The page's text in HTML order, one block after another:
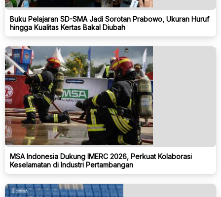
Buku Pelajaran SD-SMA Jadi Sorotan Prabowo, Ukuran Huruf
hingga Kualitas Kertas Bakal Diubah
MSA Indonesia Dukung IMERC 2026, Perkuat Kolaborasi
Keselamatan di Industri Pertambangan